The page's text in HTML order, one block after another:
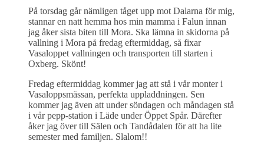
På torsdag går nämligen tåget upp mot Dalarna för mig,
stannar en natt hemma hos min mamma i Falun innan
jag åker sista biten till Mora. Ska lämna in skidorna på
vallning i Mora på fredag eftermiddag, så fixar
Vasaloppet vallningen och transporten till starten i
Oxberg. Skönt!
Fredag eftermiddag kommer jag att stå i vår monter i
Vasaloppsmässan, perfekta uppladdningen. Sen
kommer jag även att under söndagen och måndagen stå
i vår pepp-station i Läde under Öppet Spår. Därefter
åker jag över till Sälen och Tandådalen för att ha lite
semester med familjen. Slalom!!